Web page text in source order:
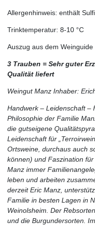
Allergenhinweis: enthält
Trinktemperatur: 8-10 °C
Auszug aus dem
3 Trauben = Sehr guter
Qualität liefert
Weingut Manz Inhaber:
Handwerk – Leidenschaft –
Philosophie der Familie
die gutseigene
Leidenschaft für
Ortsweine, durchaus auch
können) und Faszination
Manz immer
leben und arbeiten
derzeit Eric Manz,
Familie in besten Lagen in
Weinolsheim. Der
und die Burgundersorten.